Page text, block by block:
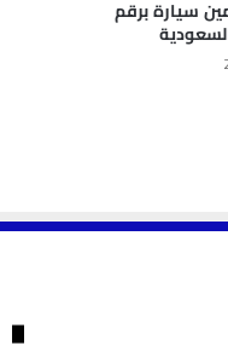
سيارة برقم